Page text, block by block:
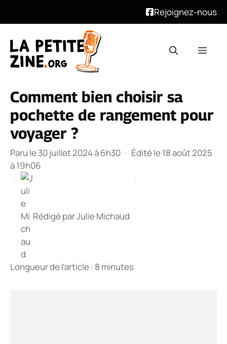
Rejoignez-nous
contenu
Comment bien choisir sa
pochette de rangement pour
voyager ?
Paru le 30 juillet 2024 à 6h30 · Édité le 18 août 2025
à 19h06
·
Rédigé parJulie Michaud
·
Longueur de l’article : 8 minutes